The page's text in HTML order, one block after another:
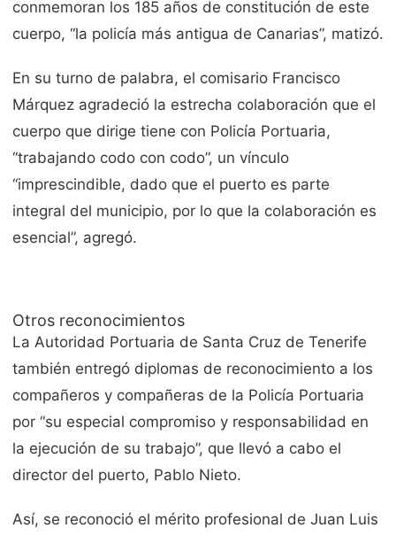
conmemoran los 185 años de constitución de este
cuerpo, “la policía más antigua de Canarias”, matizó.
En su turno de palabra, el comisario Francisco
Márquez agradeció la estrecha colaboración que el
cuerpo que dirige tiene con Policía Portuaria,
“trabajando codo con codo”, un vínculo
“imprescindible, dado que el puerto es parte
integral del municipio, por lo que la colaboración es
esencial”, agregó.
Otros reconocimientos
La Autoridad Portuaria de Santa Cruz de Tenerife
también entregó diplomas de reconocimiento a los
compañeros y compañeras de la Policía Portuaria
por “su especial compromiso y responsabilidad en
la ejecución de su trabajo”, que llevó a cabo el
director del puerto, Pablo Nieto.
Así, se reconoció el mérito profesional de Juan Luis